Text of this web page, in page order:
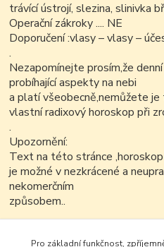
trávící ústrojí, slezina, slinivka
Operační zákroky .... NE
Doporučení :vlasy – vlasy –
.
Nezapomínejte prosím,že
probíhající aspekty na nebi
a platí všeobecně,nemůžete
vlastní radixový horoskop při
.
Upozornění:
Text na této stránce
je možné v nezkrácené a
nekomerčním
způsobem..
Pro základní funkčnost,